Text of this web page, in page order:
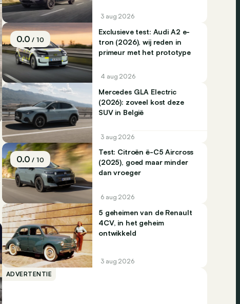
3 aug 2026
0.0/ 10
Exclusieve test: Audi A2 e-
tron (2026), wij reden in
primeur met het prototype
4 aug 2026
Mercedes GLA Electric
(2026): zoveel kost deze
SUV in België
3 aug 2026
0.0/ 10
Test: Citroën ë-C5 Aircross
(2025), goed maar minder
dan vroeger
6 aug 2026
5 geheimen van de Renault
4CV, in het geheim
ontwikkeld
3 aug 2026
ADVERTENTIE